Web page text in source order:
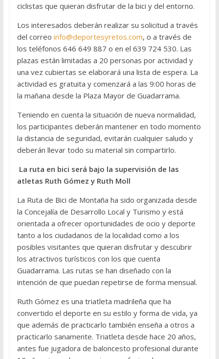
ciclistas que quieran disfrutar de la bici y del entorno.
Los interesados deberán realizar su solicitud a través
del correo info@deportesyretos.com, o a través de
los teléfonos 646 649 887 o en el 639 724 530. Las
plazas están limitadas a 20 personas por actividad y
una vez cubiertas se elaborará una lista de espera. La
actividad es gratuita y comenzará a las 9:00 horas de
la mañana desde la Plaza Mayor de Guadarrama.
Teniendo en cuenta la situación de nueva normalidad,
los participantes deberán mantener en todo momento
la distancia de seguridad, evitarán cualquier saludo y
deberán llevar todo su material sin compartirlo.
La ruta en bici será bajo la supervisión de las
atletas Ruth Gómez y Ruth Moll
La Ruta de Bici de Montaña ha sido organizada desde
la Concejalía de Desarrollo Local y Turismo y está
orientada a ofrecer oportunidades de ocio y deporte
tanto a los ciudadanos de la localidad como a los
posibles visitantes que quieran disfrutar y descubrir
los atractivos turísticos con los que cuenta
Guadarrama. Las rutas se han diseñado con la
intención de que puedan repetirse de forma mensual.
Ruth Gómez es una triatleta madrileña que ha
convertido el deporte en su estilo y forma de vida, ya
que además de practicarlo también enseña a otros a
practicarlo sanamente. Triatleta desde hace 20 años,
antes fue jugadora de baloncesto profesional durante